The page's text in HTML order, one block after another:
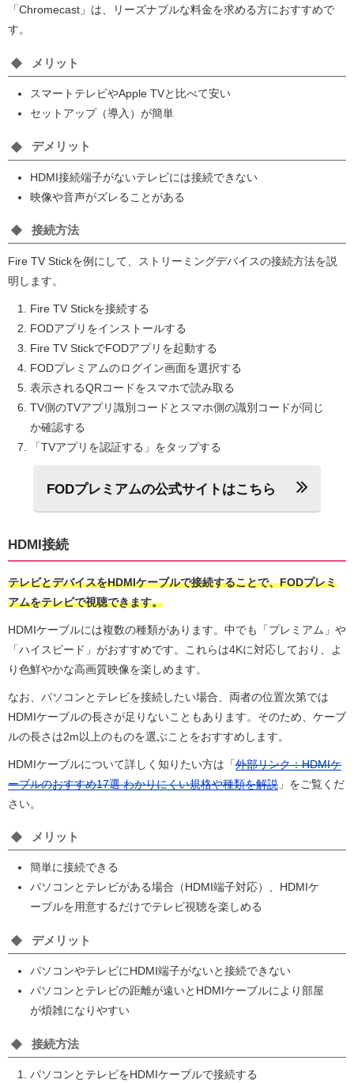
「Chromecast」は、リーズナブルな料金を求める方におすすめで
す。
メリット
スマートテレビやApple TVと比べて安い
セットアップ（導入）が簡単
デメリット
HDMI接続端子がないテレビには接続できない
映像や音声がズレることがある
接続方法
Fire TV Stickを例にして、ストリーミングデバイスの接続方法を説
明します。
Fire TV Stickを接続する
FODアプリをインストールする
Fire TV StickでFODアプリを起動する
FODプレミアムのログイン画面を選択する
表示されるQRコードをスマホで読み取る
TV側のTVアプリ識別コードとスマホ側の識別コードが同じ
か確認する
「TVアプリを認証する」をタップする
FODプレミアムの公式サイトはこちら
HDMI接続
テレビとデバイスをHDMIケーブルで接続することで、FODプレミ
アムをテレビで視聴できます。
HDMIケーブルには複数の種類があります。中でも「プレミアム」や
「ハイスピード」がおすすめです。これらは4Kに対応しており、よ
り色鮮やかな高画質映像を楽しめます。
なお、パソコンとテレビを接続したい場合、両者の位置次第では
HDMIケーブルの長さが足りないこともあります。そのため、ケーブ
ルの長さは2m以上のものを選ぶことをおすすめします。
HDMIケーブルについて詳しく知りたい方は「外部リンク：HDMIケ
ーブルのおすすめ17選 わかりにくい規格や種類を解説 」をご覧くだ
さい。
メリット
簡単に接続できる
パソコンとテレビがある場合（HDMI端子対応）、HDMIケ
ーブルを用意するだけでテレビ視聴を楽しめる
デメリット
パソコンやテレビにHDMI端子がないと接続できない
パソコンとテレビの距離が遠いとHDMIケーブルにより部屋
が煩雑になりやすい
接続方法
パソコンとテレビをHDMIケーブルで接続する